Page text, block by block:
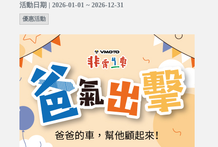
活動日期 | 2026-01-01 ~ 2026-12-31
優惠活動